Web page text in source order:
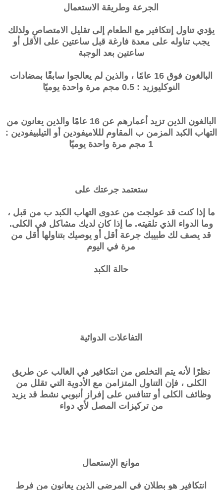
الجرعة وطريقة الاستعمال
يؤدي تناول إنتكافير مع الطعام إلى تقليل الامتصاص ولذلك
يجب تناوله على معدة فارغة قبل ساعتين على الأقل أو
ساعتين بعد الوجبة
البالغون فوق 16 عامًا ، والذين لم يعالجوا سابقًا بمضادات
النوكليوزيد : 0.5 مجم مرة واحدة يوميًا
البالغون الذين تزيد أعمارهم عن 16 عامًا والذين يعانون من
التهاب الكبد المزمن ب المقاوم لللاميفودين أو التيلبيفودين :
1 مجم مرة واحدة يوميًا
ستعتمد جرعتك على
ما إذا كنت قد عولجت من عدوى التهاب الكبد ب من قبل ،
وما الدواء الذي تلقيته. ما إذا كان لديك مشاكل في الكلى.
قد يصف لك طبيبك جرعة أقل أو يوصيك بتناولها أقل من
مرة في اليوم
حالة الكبد
التفاعلات الدوائية
نظرًا لأنه يتم التخلص من انتكافير في الغالب عن طريق
الكلى ، فإن التناول المتزامن مع الأدوية التي تقلل من
وظائف الكلى أو تتنافس على إفراز أنبوبي نشط قد يزيد
من تركيزات المصل لأي دواء
موانع الإستعمال
انتكافير هو بطلان في المرضى الذين يعانون من فرط